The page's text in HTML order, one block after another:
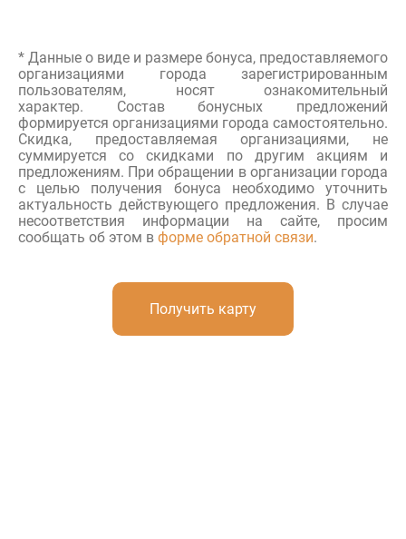
* Данные о виде и размере бонуса, предоставляемого
организациями города зарегистрированным
пользователям, носят ознакомительный
характер. Состав бонусных предложений
формируется организациями города самостоятельно.
Скидка, предоставляемая организациями, не
суммируется со скидками по другим акциям и
предложениям. При обращении в организации города
с целью получения бонуса необходимо уточнить
актуальность действующего предложения. В случае
несоответствия информации на сайте, просим
сообщать об этом в форме обратной связи.